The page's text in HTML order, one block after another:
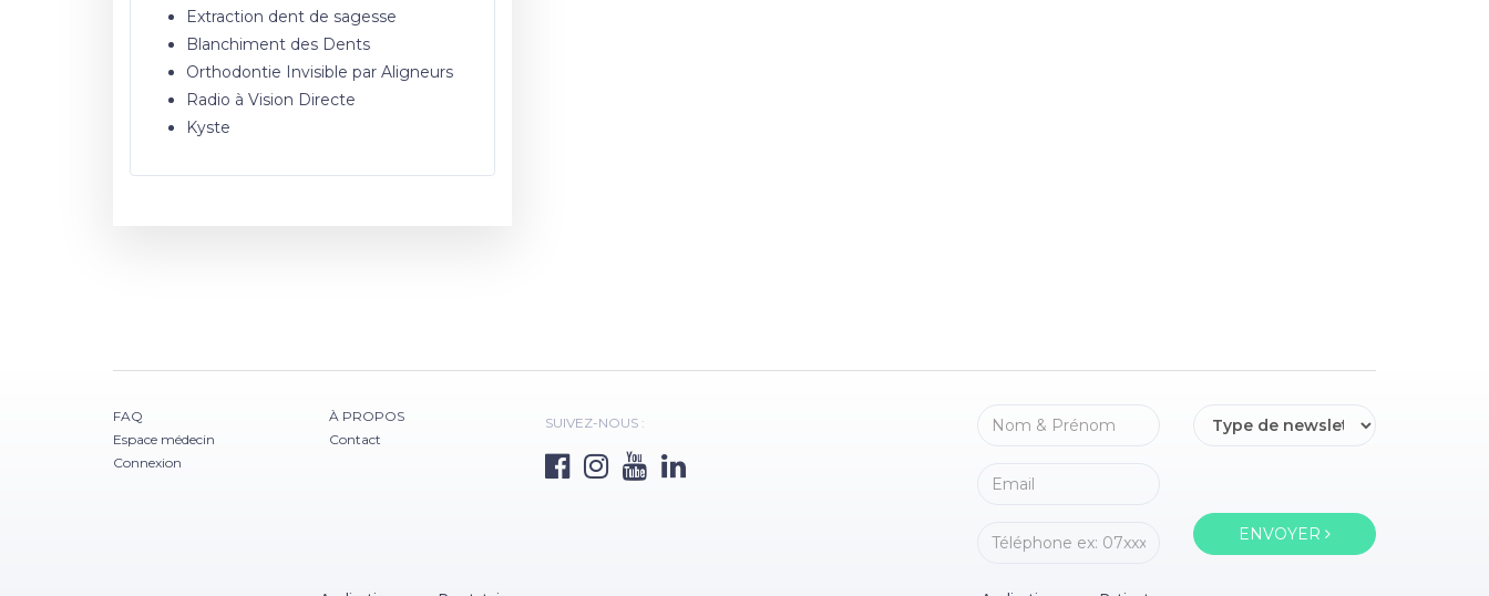
Extraction dent de sagesse
Blanchiment des Dents
Orthodontie Invisible par Aligneurs
Radio à Vision Directe
Kyste
FAQ
Espace médecin
Connexion
À PROPOS
Contact
SUIVEZ-NOUS :
ENVOYER